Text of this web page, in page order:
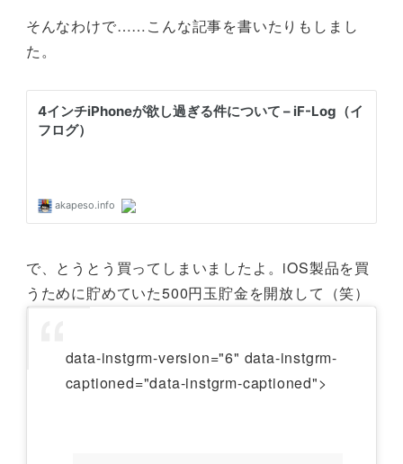
そんなわけで……こんな記事を書いたりもしまし
た。
で、とうとう買ってしまいましたよ。iOS製品を買
うために貯めていた500円玉貯金を開放して（笑）
data-instgrm-version="6" data-instgrm-
captioned="data-instgrm-captioned">